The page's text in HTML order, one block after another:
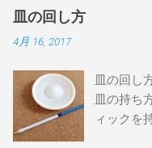
皿の回し方
4月 16, 2017
皿の回し
皿の持ち
ィックを